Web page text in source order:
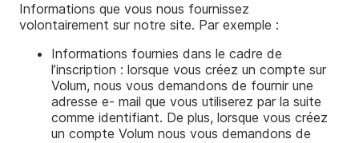
Informations que vous nous fournissez
volontairement sur notre site. Par exemple :
Informations fournies dans le cadre de
l’inscription : lorsque vous créez un compte sur
Volum, nous vous demandons de fournir une
adresse e- mail que vous utiliserez par la suite
comme identifiant. De plus, lorsque vous créez
un compte Volum nous vous demandons de